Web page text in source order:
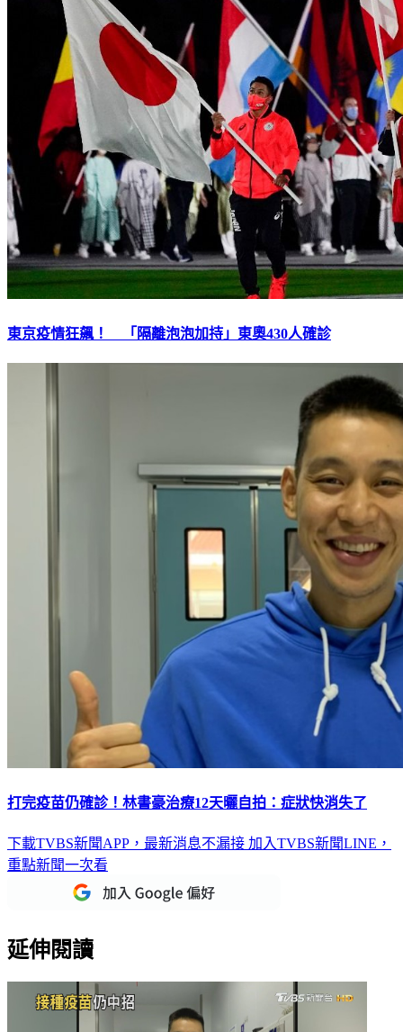
東京疫情狂飆！ 「隔離泡泡加持」東奧430人確診
打完疫苗仍確診！林書豪治療12天曬自拍：症狀快消失了
下載TVBS新聞APP，最新消息不漏接 加入TVBS新聞LINE，
重點新聞一次看
延伸閱讀